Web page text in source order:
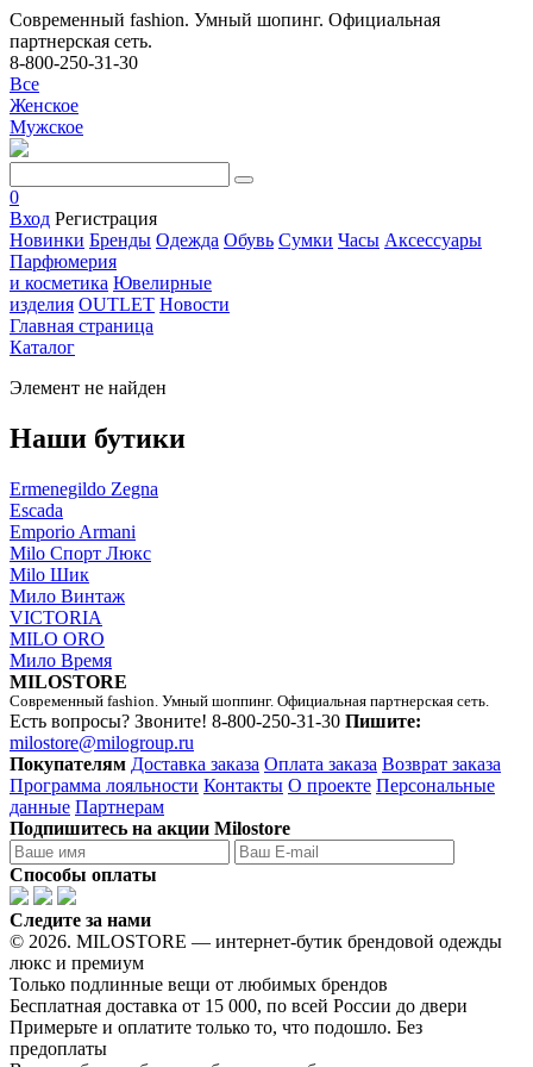
Современный fashion. Умный шопинг. Официальная
партнерская сеть.
8-800-250-31-30
Все
Женское
Мужское
0
Вход Регистрация
Новинки Бренды Одежда Обувь Сумки Часы Аксессуары
Парфюмерия
и косметика Ювелирные
изделия OUTLET Новости
Главная страница
Каталог
Элемент не найден
Наши бутики
Ermenegildo Zegna
Escada
Emporio Armani
Milo Спорт Люкс
Milo Шик
Мило Винтаж
VICTORIA
MILO ORO
Мило Время
MILOSTORE
Современный fashion. Умный шоппинг. Официальная партнерская сеть.
Есть вопросы? Звоните! 8-800-250-31-30 Пишите:
milostore@milogroup.ru
Покупателям Доставка заказа Оплата заказа Возврат заказа
Программа лояльности Контакты О проекте Персональные
данные Партнерам
Подпишитесь на акции Milostore
Способы оплаты
Следите за нами
© 2026. MILOSTORE — интернет-бутик брендовой одежды
люкс и премиум
Только подлинные вещи от любимых брендов
Бесплатная доставка от 15 000, по всей России до двери
Примерьте и оплатите только то, что подошло. Без
предоплаты